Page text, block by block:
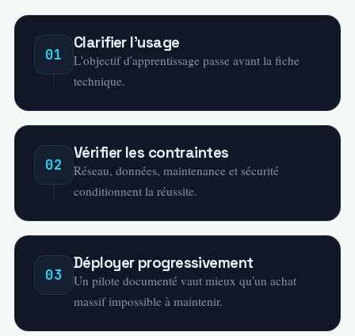
01
Clarifier l'usage
L'objectif d'apprentissage passe avant la fiche
technique.
02
Vérifier les contraintes
Réseau, données, maintenance et sécurité
conditionnent la réussite.
03
Déployer progressivement
Un pilote documenté vaut mieux qu'un achat
massif impossible à maintenir.